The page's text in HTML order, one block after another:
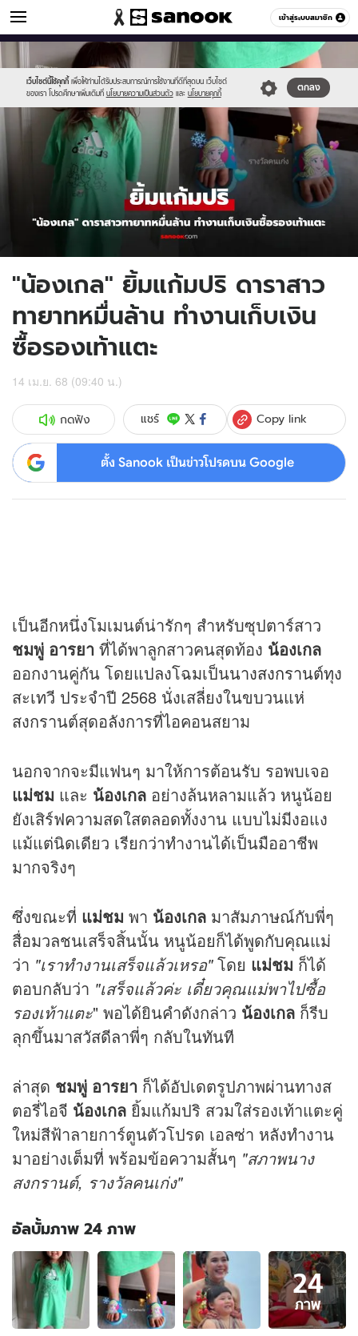
เข้าสู่ระบบสมาชิก
ข่าวบันเทิง หมวดอื่นๆ
เว็บไซต์นี้ใช้คุกกี้ เพื่อให้ท่านได้รับประสบการณ์การใช้งานที่ดีที่สุดบน เว็บไซต์
ของเรา โปรดศึกษาเพิ่มเติมที่ นโยบายความเป็นส่วนตัว และ นโยบายคุกกี้
ตกลง
//s.isanook.com/sr/0/images/logo-
new-
sanook.png
//s.isanook.com/ns/0/ud/1955/9777014/gale.jpg
"น้องเกล" ยิ้มแก้มปริ ดาราสาว
ทายาทหมื่นล้าน ทำงานเก็บเงิน
ซื้อรองเท้าแตะ
14 เม.ย. 68 (09:40 น.)
กดฟัง แชร์ Copy link
ตั้ง Sanook เป็นข่าวโปรดบน Google
เป็นอีกหนึ่งโมเมนต์น่ารักๆ สำหรับซุปตาร์สาว
ชมพู่ อารยา ที่ได้พาลูกสาวคนสุดท้อง น้องเกล
ออกงานคู่กัน โดยแปลงโฉมเป็นนางสงกรานต์ทุง
สะเทวี ประจำปี 2568 นั่งเสลี่ยงในขบวนแห่
สงกรานต์สุดอลังการที่ไอคอนสยาม
นอกจากจะมีแฟนๆ มาให้การต้อนรับ รอพบเจอ
แม่ชม และ น้องเกล อย่างล้นหลามแล้ว หนูน้อย
ยังเสิร์ฟความสดใสตลอดทั้งงาน แบบไม่มีงอแง
แม้แต่นิดเดียว เรียกว่าทำงานได้เป็นมืออาชีพ
มากจริงๆ
ซึ่งขณะที่ แม่ชม พา น้องเกล มาสัมภาษณ์กับพี่ๆ
สื่อมวลชนเสร็จสิ้นนั้น หนูน้อยก็ได้พูดกับคุณแม่
ว่า "เราทำงานเสร็จแล้วเหรอ"โดย แม่ชม ก็ได้
ตอบกลับว่า "เสร็จแล้วค่ะ เดี๋ยวคุณแม่พาไปซื้อ
รองเท้าแตะ" พอได้ยินคำดังกล่าว น้องเกล ก็รีบ
ลุกขึ้นมาสวัสดีลาพี่ๆ กลับในทันที
ล่าสุด ชมพู่ อารยา ก็ได้อัปเดตรูปภาพผ่านทางส
ตอรี่ไอจี น้องเกล ยิ้มแก้มปริ สวมใส่รองเท้าแตะคู่
ใหม่สีฟ้าลายการ์ตูนตัวโปรด เอลซ่า หลังทำงาน
มาอย่างเต็มที่ พร้อมข้อความสั้นๆ "สภาพนาง
สงกรานต์, รางวัลคนเก่ง"
อัลบั้มภาพ 24 ภาพ
อัลบั้ม
ภาพ
24
ภาพ
ของ
24
ภาพ